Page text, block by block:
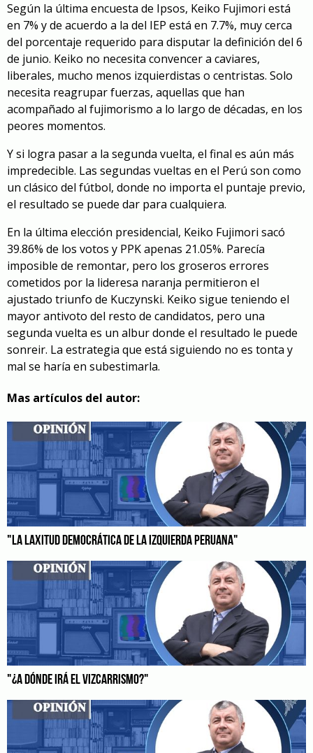
Según la última encuesta de Ipsos, Keiko Fujimori está
en 7% y de acuerdo a la del IEP está en 7.7%, muy cerca
del porcentaje requerido para disputar la definición del 6
de junio. Keiko no necesita convencer a caviares,
liberales, mucho menos izquierdistas o centristas. Solo
necesita reagrupar fuerzas, aquellas que han
acompañado al fujimorismo a lo largo de décadas, en los
peores momentos.
Y si logra pasar a la segunda vuelta, el final es aún más
impredecible. Las segundas vueltas en el Perú son como
un clásico del fútbol, donde no importa el puntaje previo,
el resultado se puede dar para cualquiera.
En la última elección presidencial, Keiko Fujimori sacó
39.86% de los votos y PPK apenas 21.05%. Parecía
imposible de remontar, pero los groseros errores
cometidos por la lideresa naranja permitieron el
ajustado triunfo de Kuczynski. Keiko sigue teniendo el
mayor antivoto del resto de candidatos, pero una
segunda vuelta es un albur donde el resultado le puede
sonreir. La estrategia que está siguiendo no es tonta y
mal se haría en subestimarla.
Mas artículos del autor:
"LA LAXITUD DEMOCRÁTICA DE LA IZQUIERDA PERUANA"
"¿A DÓNDE IRÁ EL VIZCARRISMO?"